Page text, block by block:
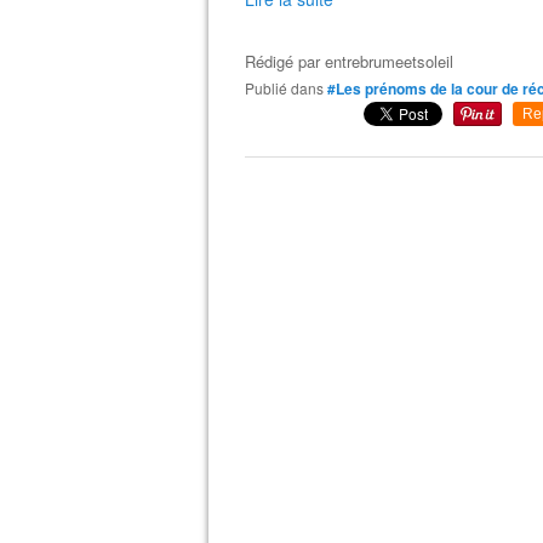
Rédigé parentrebrumeetsoleil
Publié dans#Les prénoms de la cour de